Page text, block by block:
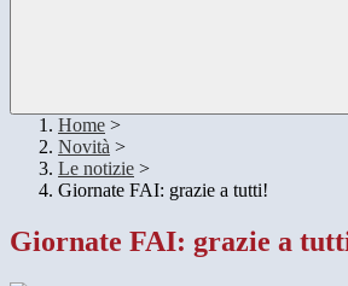
Home >
Novità >
Le notizie >
Giornate FAI: grazie a tutti!
Giornate FAI: grazie a